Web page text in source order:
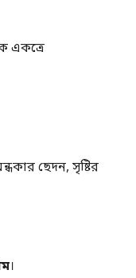
একত্রে
ছেদন, সৃষ্টির
।